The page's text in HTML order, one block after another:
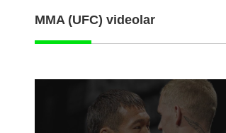
MMA (UFC) videolar